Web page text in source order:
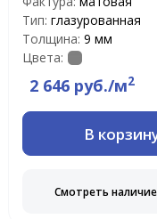
Тип: глазурованная
Толщина: 9 мм
Цвета:
2 646 руб./м2
В
Смотреть наличие